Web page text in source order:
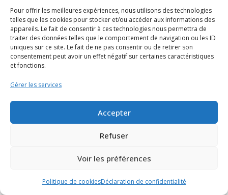
Pour offrir les meilleures expériences, nous utilisons des technologies
telles que les cookies pour stocker et/ou accéder aux informations des
appareils. Le fait de consentir à ces technologies nous permettra de
traiter des données telles que le comportement de navigation ou les ID
uniques sur ce site. Le fait de ne pas consentir ou de retirer son
consentement peut avoir un effet négatif sur certaines caractéristiques
et fonctions.
Gérer les services
Accepter
Refuser
Voir les préférences
Politique de cookiesDéclaration de confidentialité
Chrysanthème comestible
3,80€